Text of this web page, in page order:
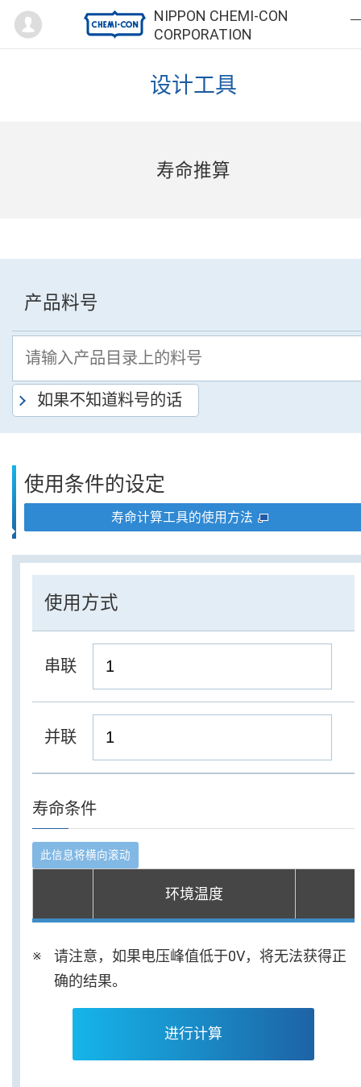
NIPPON CHEMI-CON
CORPORATION
Mypage
设计工具
寿命推算
产品料号
如果不知道料号的话
使用条件的设定
寿命计算工具的使用方法
使用方式
串联
并联
寿命条件
环境温度
请注意，如果电压峰值低于0V，将无法获得正
确的结果。
进行计算